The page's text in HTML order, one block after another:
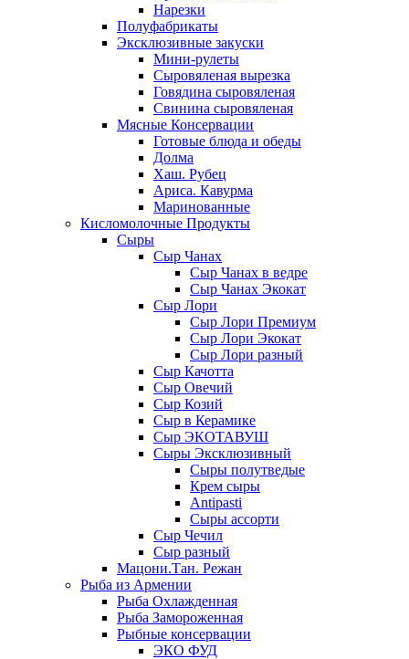
Нарезки
Полуфабрикаты
Эксклюзивные закуски
Мини-рулеты
Сыровяленая вырезка
Говядина сыровяленая
Свинина сыровяленая
Мясные Консервации
Готовые блюда и обеды
Долма
Хаш. Рубец
Ариса. Кавурма
Маринованные
Кисломолочные Продукты
Сыры
Сыр Чанах
Сыр Чанах в ведре
Сыр Чанах Экокат
Сыр Лори
Сыр Лори Премиум
Сыр Лори Экокат
Сыр Лори разный
Сыр Качотта
Сыр Овечий
Сыр Козий
Сыр в Керамике
Сыр ЭКОТАВУШ
Сыры Эксклюзивный
Сыры полутведые
Крем сыры
Antipasti
Сыры ассорти
Сыр Чечил
Сыр разный
Мацони.Тан. Режан
Рыба из Армении
Рыба Охлажденная
Рыба Замороженная
Рыбные консервации
ЭКО ФУД